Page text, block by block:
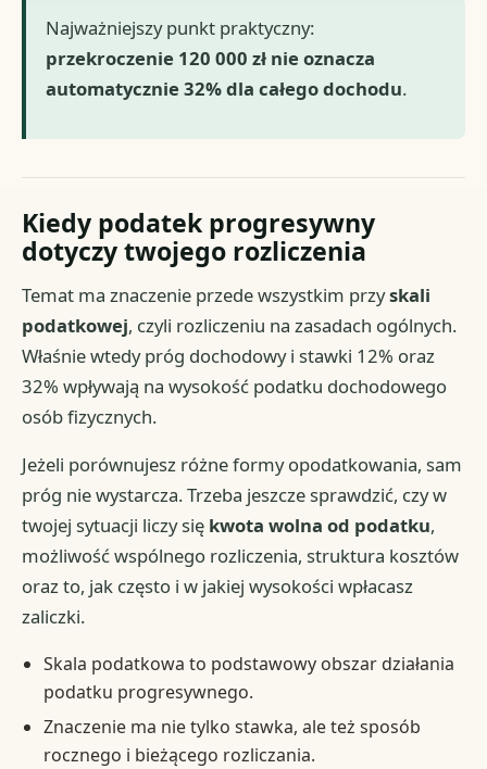
Najważniejszy punkt praktyczny:
przekroczenie 120 000 zł nie oznacza
automatycznie 32% dla całego dochodu.
Kiedy podatek progresywny
dotyczy twojego rozliczenia
Temat ma znaczenie przede wszystkim przyskali
podatkowej, czyli rozliczeniu na zasadach ogólnych.
Właśnie wtedy próg dochodowy i stawki 12% oraz
32% wpływają na wysokość podatku dochodowego
osób fizycznych.
Jeżeli porównujesz różne formy opodatkowania, sam
próg nie wystarcza. Trzeba jeszcze sprawdzić, czy w
twojej sytuacji liczy się kwota wolna od podatku,
możliwość wspólnego rozliczenia, struktura kosztów
oraz to, jak często i w jakiej wysokości wpłacasz
zaliczki.
Skala podatkowa to podstawowy obszar działania
podatku progresywnego.
Znaczenie ma nie tylko stawka, ale też sposób
rocznego i bieżącego rozliczania.